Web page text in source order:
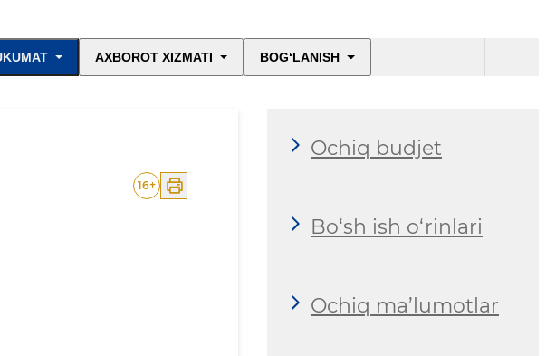
AXBOROT XIZMATI BOG‘LANISH
16+
Ochiq budjet
Bo‘sh ish o‘rinlari
Ochiq ma’lumotlar